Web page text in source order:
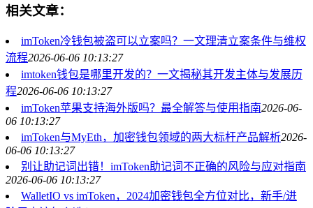
相关文章：
imToken冷钱包被盗可以立案吗？一文理清立案条件与维权
流程2026-06-06 10:13:27
imtoken钱包是哪里开发的？一文揭秘其开发主体与发展历
程2026-06-06 10:13:27
imToken苹果支持海外版吗？最全解答与使用指南2026-06-
06 10:13:27
imToken与MyEth，加密钱包领域的两大标杆产品解析2026-
06-06 10:13:27
别让助记词出错！imToken助记词不正确的风险与应对指南
2026-06-06 10:13:27
WalletIO vs imToken，2024加密钱包全方位对比，新手/进